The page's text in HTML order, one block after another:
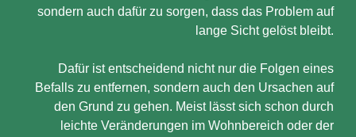
sondern auch dafür zu sorgen, dass das Problem auf
lange Sicht gelöst bleibt.
Dafür ist entscheidend nicht nur die Folgen eines
Befalls zu entfernen, sondern auch den Ursachen auf
den Grund zu gehen. Meist lässt sich schon durch
leichte Veränderungen im Wohnbereich oder der